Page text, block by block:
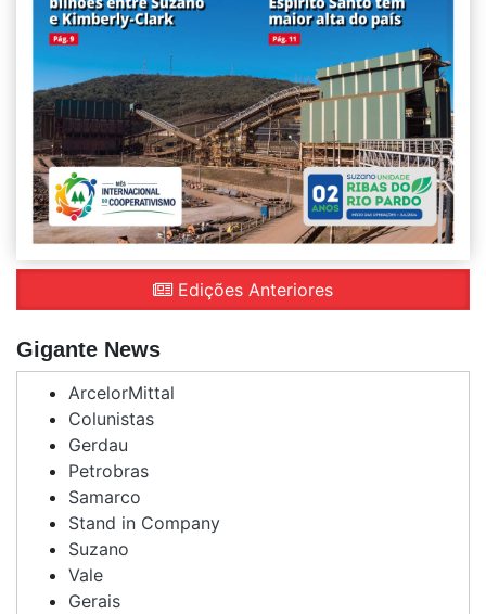
Edições Anteriores
Gigante News
ArcelorMittal
Colunistas
Gerdau
Petrobras
Samarco
Stand in Company
Suzano
Vale
Gerais